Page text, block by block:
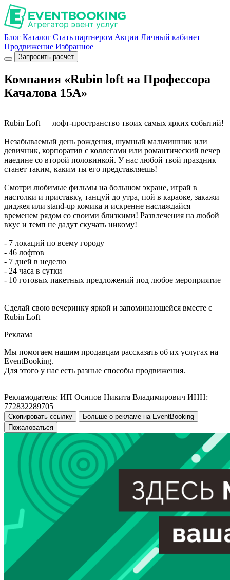
Блог Каталог Стать партнером Акции Личный кабинет
Продвижение Избранное
Запросить расчет
Компания «Rubin loft на Профессора
Качалова 15А»
Rubin Loft — лофт-пространство твоих самых ярких событий!
Незабываемый день рождения, шумный мальчишник или
девичник, корпоратив с коллегами или романтический вечер
наедине со второй половинкой. У нас любой твой праздник
станет таким, каким ты его представляешь!
Смотри любимые фильмы на большом экране, играй в
настолки и приставку, танцуй до утра, пой в караоке, закажи
диджея или stand-up комика и искренне наслаждайся
временем рядом со своими близкими! Развлечения на любой
вкус и темп не дадут скучать никому!
- 7 локаций по всему городу
- 46 лофтов
- 7 дней в неделю
- 24 часа в сутки
- 10 готовых пакетных предложений под любое мероприятие
Сделай свою вечеринку яркой и запоминающейся вместе с
Rubin Loft
Реклама
Мы помогаем нашим продавцам рассказать об их услугах на
EventBooking.
Для этого у нас есть разные способы продвижения.
Рекламодатель: ИП Осипов Никита Владимирович ИНН:
772832289705
Скопировать ссылку
Больше о рекламе на EventBooking
Пожаловаться